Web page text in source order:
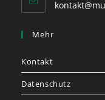
Mehr
Kontakt
Datenschutz